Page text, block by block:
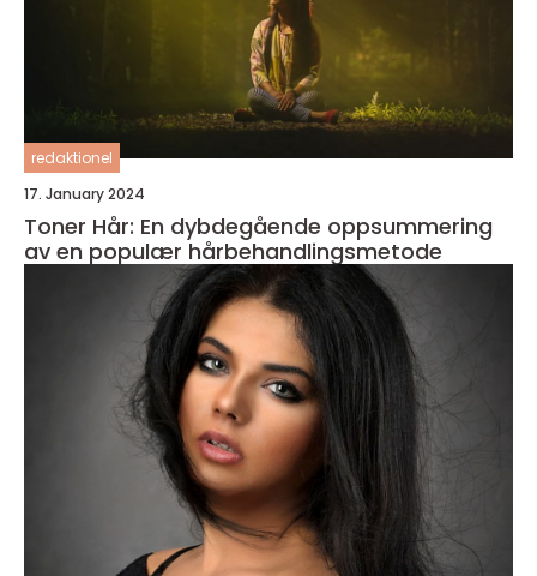
redaktionel
17. January 2024
Toner Hår: En dybdegående oppsummering
av en populær hårbehandlingsmetode